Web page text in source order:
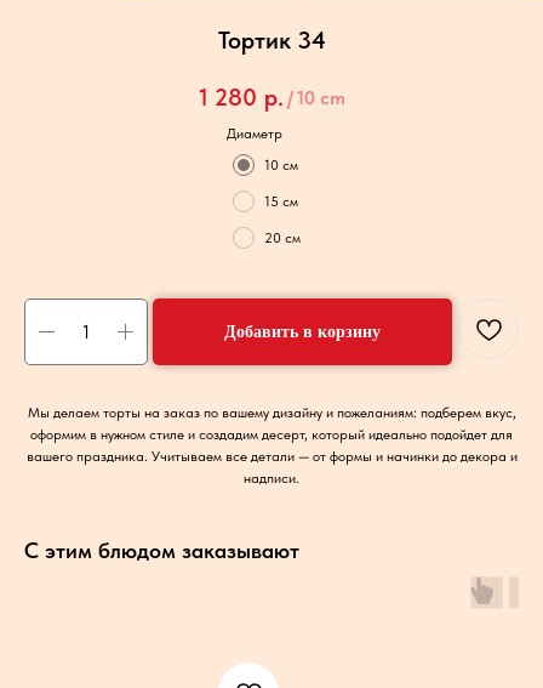
Тортик 34
1 280 р. /10 cm
Диаметр
10 см
15 см
20 см
Добавить в корзину
Мы делаем торты на заказ по вашему дизайну и пожеланиям: подберем вкус,
оформим в нужном стиле и создадим десерт, который идеально подойдет для
вашего праздника. Учитываем все детали — от формы и начинки до декора и
надписи.
С этим блюдом заказывают